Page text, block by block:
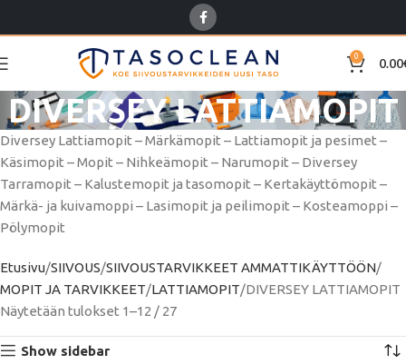
0 0.00
DIVERSEY LATTIAMOPIT
Diversey Lattiamopit – Märkämopit – Lattiamopit ja pesimet –
Käsimopit – Mopit – Nihkeämopit – Narumopit – Diversey
Tarramopit – Kalustemopit ja tasomopit – Kertakäyttömopit –
Märkä- ja kuivamoppi – Lasimopit ja peilimopit – Kosteamoppi –
Pölymopit
Etusivu SIIVOUS SIIVOUSTARVIKKEET AMMATTIKÄYTTÖÖN
MOPIT JA TARVIKKEET LATTIAMOPIT DIVERSEY LATTIAMOPIT
Näytetään tulokset 1–12 / 27
Show sidebar